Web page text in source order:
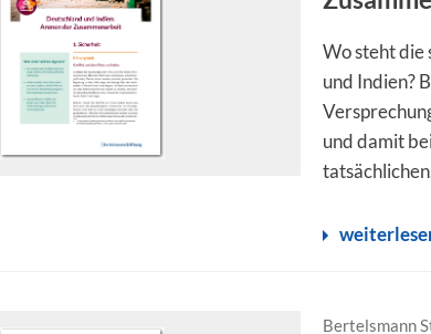
Wo steht die
und Indien?
und damit
Bertelsmann